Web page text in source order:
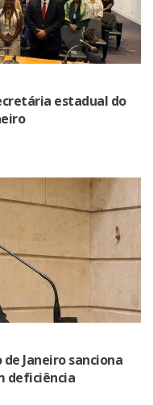
estadual do
Janeiro sanciona
deficiência